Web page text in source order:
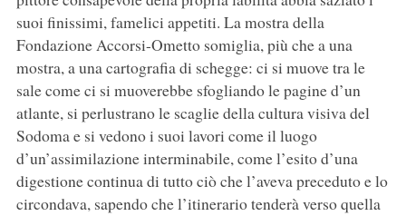
suoi finissimi, famelici appetiti. La mostra della
Fondazione Accorsi-Ometto somiglia, più che a una
mostra, a una cartografia di schegge: ci si muove tra le
sale come ci si muoverebbe sfogliando le pagine d’un
atlante, si perlustrano le scaglie della cultura visiva del
Sodoma e si vedono i suoi lavori come il luogo
d’un’assimilazione interminabile, come l’esito d’una
digestione continua di tutto ciò che l’aveva preceduto e lo
circondava, sapendo che l’itinerario tenderà verso quella